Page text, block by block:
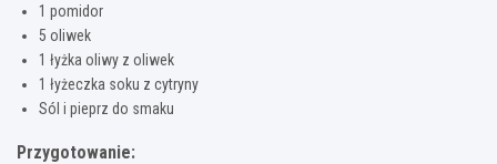
1 pomidor
5 oliwek
1 łyżka oliwy z oliwek
1 łyżeczka soku z cytryny
Sól i pieprz do smaku
Przygotowanie: